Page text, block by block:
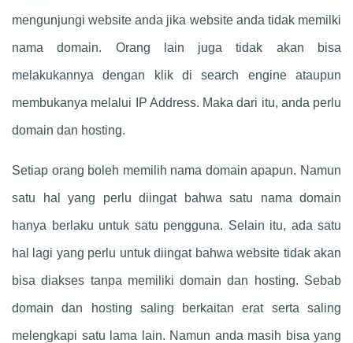
mengunjungi website anda jika website anda tidak memilki
nama domain. Orang lain juga tidak akan bisa
melakukannya dengan klik di search engine ataupun
membukanya melalui IP Address. Maka dari itu, anda perlu
domain dan hosting.
Setiap orang boleh memilih nama domain apapun. Namun
satu hal yang perlu diingat bahwa satu nama domain
hanya berlaku untuk satu pengguna. Selain itu, ada satu
hal lagi yang perlu untuk diingat bahwa website tidak akan
bisa diakses tanpa memiliki domain dan hosting. Sebab
domain dan hosting saling berkaitan erat serta saling
melengkapi satu lama lain. Namun anda masih bisa yang